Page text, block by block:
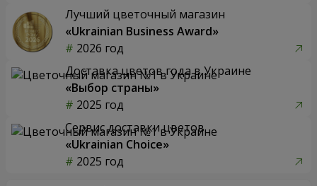
Лучший цветочный магазин
«Ukrainian Business Award»
2026 год
Доставка цветов года в Украине
«Выбор страны»
2025 год
Сервис доставки цветов
«Ukrainian Choice»
2025 год